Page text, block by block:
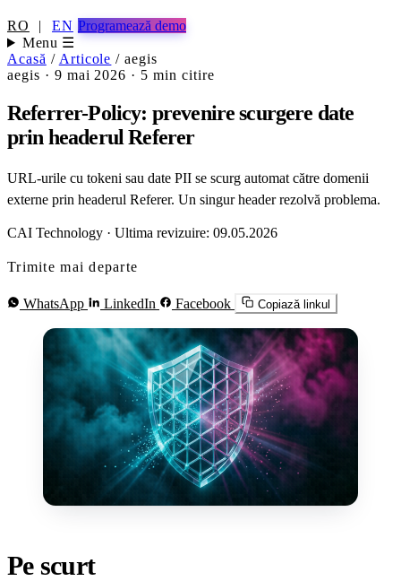
RO | EN Programează demo
Menu ☰
Acasă / Articole / aegis
aegis · 9 mai 2026 · 5 min citire
Referrer-Policy: prevenire scurgere date
prin headerul Referer
URL-urile cu tokeni sau date PII se scurg automat către domenii
externe prin headerul Referer. Un singur header rezolvă problema.
CAI Technology · Ultima revizuire: 09.05.2026
Trimite mai departe
WhatsApp LinkedIn Facebook Copiază linkul
Pe scurt